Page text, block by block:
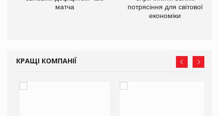
матча
потрясіння для світової
економіки
КРАЩІ КОМПАНІЇ